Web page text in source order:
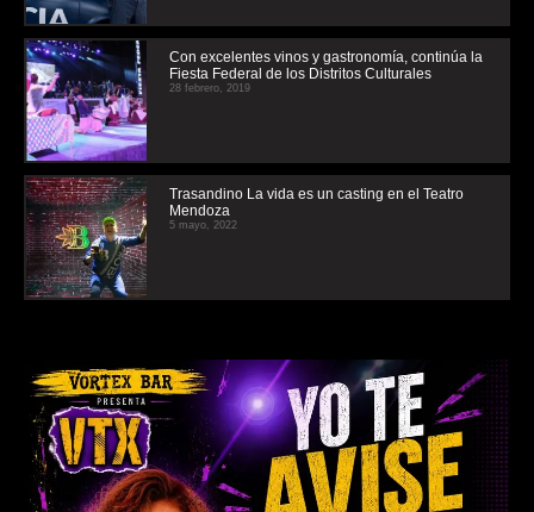
Con excelentes vinos y gastronomía, continúa la
Fiesta Federal de los Distritos Culturales
28 febrero, 2019
Trasandino La vida es un casting en el Teatro
Mendoza
5 mayo, 2022